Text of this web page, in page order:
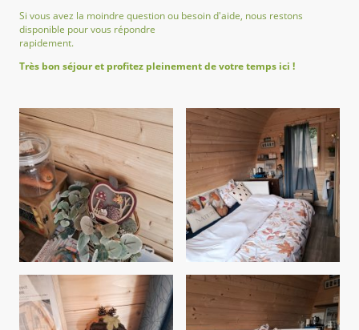
Si vous avez la moindre question ou besoin d'aide, nous restons
disponible pour vous répondre
rapidement.
Très bon séjour et profitez pleinement de votre temps ici !